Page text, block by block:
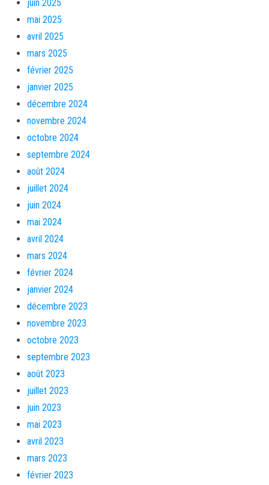
juin 2025
mai 2025
avril 2025
mars 2025
février 2025
janvier 2025
décembre 2024
novembre 2024
octobre 2024
septembre 2024
août 2024
juillet 2024
juin 2024
mai 2024
avril 2024
mars 2024
février 2024
janvier 2024
décembre 2023
novembre 2023
octobre 2023
septembre 2023
août 2023
juillet 2023
juin 2023
mai 2023
avril 2023
mars 2023
février 2023